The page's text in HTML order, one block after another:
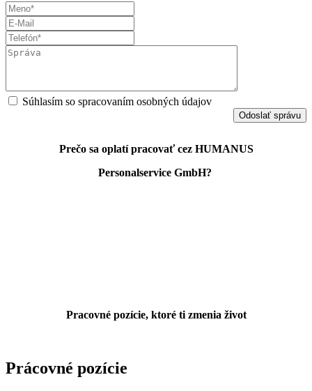
Súhlasím so spracovaním osobných údajov
Odoslať správu
Prečo sa oplatí pracovať cez HUMANUS
Personalservice GmbH?
Pracovné pozície, ktoré ti zmenia život
Prácovné pozície